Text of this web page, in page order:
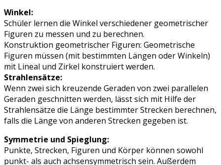
Winkel:
Schüler lernen die Winkel verschiedener geometrischer
Figuren zu messen und zu berechnen.
Konstruktion geometrischer Figuren: Geometrische
Figuren müssen (mit bestimmten Längen oder Winkeln)
mit Lineal und Zirkel konstruiert werden.
Strahlensätze:
Wenn zwei sich kreuzende Geraden von zwei parallelen
Geraden geschnitten werden, lässt sich mit Hilfe der
Strahlensätze die Länge bestimmter Strecken berechnen,
falls die Länge von anderen Strecken gegeben ist.
Symmetrie und Spieglung:
Punkte, Strecken, Figuren und Körper können sowohl
punkt- als auch achsensymmetrisch sein. Außerdem